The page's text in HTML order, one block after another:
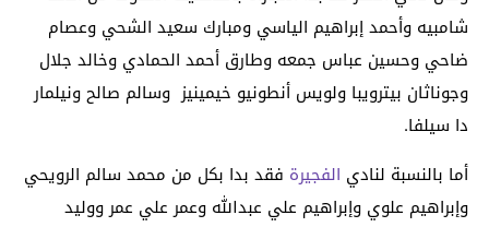
شامبيه وأحمد إبراهيم الياسي ومبارك سعيد الشحي وعصام
ضاحي وحسين عباس جمعه وطارق أحمد الحمادي وخالد جلال
وجوناثان بيترويبا ولويس أنطونيو خيمينيز وسالم صالح ونيلمار
دا سيلفا.
أما بالنسبة لنادي الفجيرة فقد بدا بكل من محمد سالم الرويحي
وإبراهيم علوي وإبراهيم علي عبدالله وعمر علي عمر ووليد